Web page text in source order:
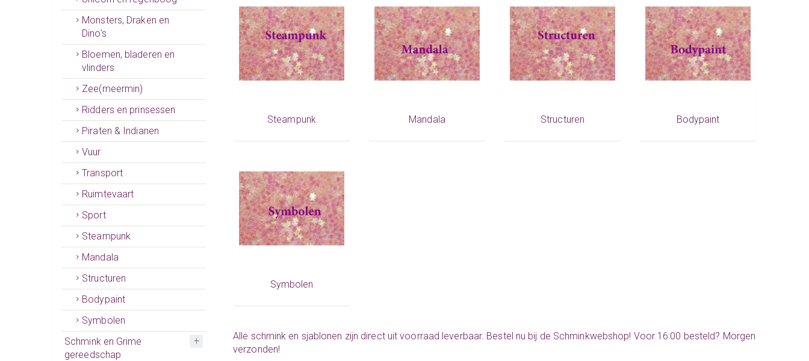
Monsters, Draken en
Dino's
Bloemen, bladeren en
vlinders
Zee(meermin)
Ridders en prinsessen
Piraten & Indianen
Vuur
Transport
Ruimtevaart
Sport
Steampunk
Mandala
Structuren
Bodypaint
Symbolen
Schmink en Grime
gereedschap
Steampunk Mandala Structuren Bodypaint
Symbolen
Alle schmink en sjablonen zijn direct uit voorraad leverbaar. Bestel nu bij de Schminkwebshop! Voor 16:00 besteld? Morgen
verzonden!